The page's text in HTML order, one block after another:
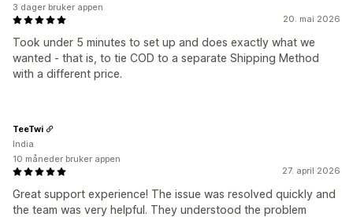
20. mai 2026
Took under 5 minutes to set up and does exactly what we
wanted - that is, to tie COD to a separate Shipping Method
with a different price.
3 dager bruker appen
27. april 2026
Great support experience! The issue was resolved quickly and
the team was very helpful. They understood the problem
TeeTwi
India
10 måneder bruker appen